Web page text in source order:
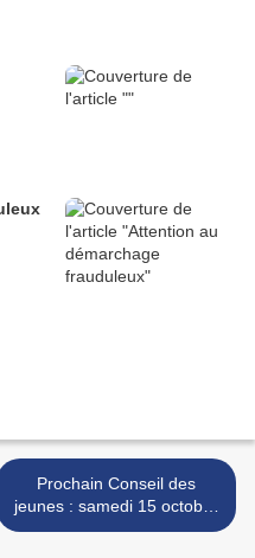
Prochain Conseil des
jeunes : samedi 15 octobre
10h 30. >